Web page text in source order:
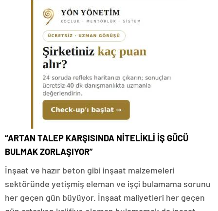
“ARTAN TALEP KARŞISINDA NİTELİKLİ İŞ GÜCÜ
BULMAK ZORLAŞIYOR”
İnşaat ve hazır beton gibi inşaat malzemeleri
sektöründe yetişmiş eleman ve işçi bulamama sorunu
her geçen gün büyüyor. İnşaat maliyetleri her geçen